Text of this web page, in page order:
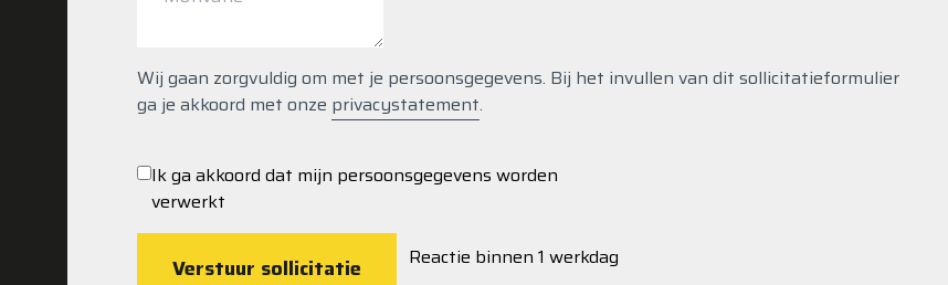
Reactie binnen 1 werkdag
Wij gaan zorgvuldig om met je persoonsgegevens. Bij het invullen van dit sollicitatieformulier
ga je akkoord met onze privacystatement.
Ik ga akkoord dat mijn persoonsgegevens worden
verwerkt
Verstuur sollicitatie